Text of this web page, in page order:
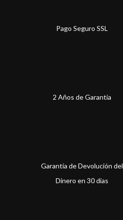
Pago Seguro SSL
2 Años de Garantía
Garantía de Devolución del
Dinero en 30 días